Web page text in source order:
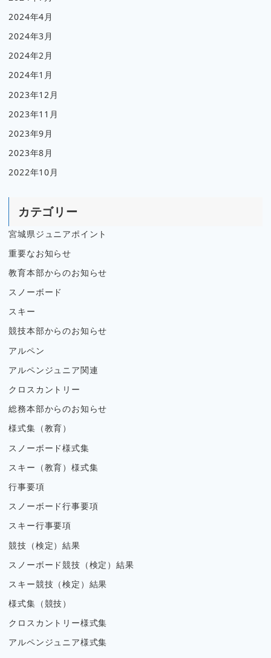
2024年4月
2024年3月
2024年2月
2024年1月
2023年12月
2023年11月
2023年9月
2023年8月
2022年10月
カテゴリー
宮城県ジュニアポイント
重要なお知らせ
教育本部からのお知らせ
スノーボード
スキー
競技本部からのお知らせ
アルペン
アルペンジュニア関連
クロスカントリー
総務本部からのお知らせ
様式集（教育）
スノーボード様式集
スキー（教育）様式集
行事要項
スノーボード行事要項
スキー行事要項
競技（検定）結果
スノーボード競技（検定）結果
スキー競技（検定）結果
様式集（競技）
クロスカントリー様式集
アルペンジュニア様式集